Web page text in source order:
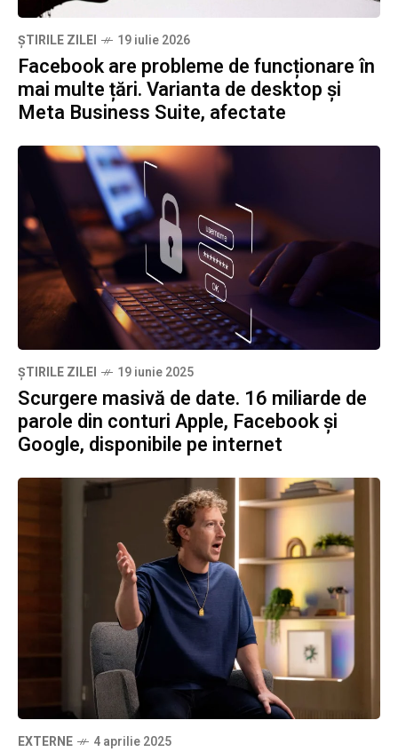
ȘTIRILE ZILEI 19 iulie 2026
Facebook are probleme de funcționare în
mai multe țări. Varianta de desktop și
Meta Business Suite, afectate
ȘTIRILE ZILEI 19 iunie 2025
Scurgere masivă de date. 16 miliarde de
parole din conturi Apple, Facebook și
Google, disponibile pe internet
EXTERNE 4 aprilie 2025